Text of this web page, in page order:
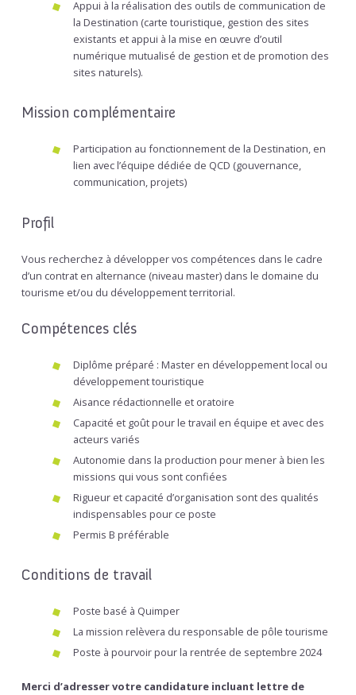
Appui à la réalisation des outils de communication de
la Destination (carte touristique, gestion des sites
existants et appui à la mise en œuvre d’outil
numérique mutualisé de gestion et de promotion des
sites naturels).
Mission complémentaire
Participation au fonctionnement de la Destination, en
lien avec l’équipe dédiée de QCD (gouvernance,
communication, projets)
Profil
Vous recherchez à développer vos compétences dans le cadre
d’un contrat en alternance (niveau master) dans le domaine du
tourisme et/ou du développement territorial.
Compétences clés
Diplôme préparé : Master en développement local ou
développement touristique
Aisance rédactionnelle et oratoire
Capacité et goût pour le travail en équipe et avec des
acteurs variés
Autonomie dans la production pour mener à bien les
missions qui vous sont confiées
Rigueur et capacité d’organisation sont des qualités
indispensables pour ce poste
Permis B préférable
Conditions de travail
Poste basé à Quimper
La mission relèvera du responsable de pôle tourisme
Poste à pourvoir pour la rentrée de septembre 2024
Merci d’adresser votre candidature incluant lettre de